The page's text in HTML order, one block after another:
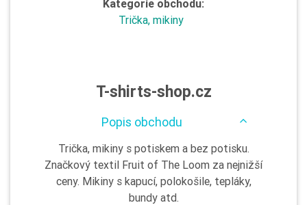
Kategorie obchodu:
Trička, mikiny
T-shirts-shop.cz
Popis obchodu
Trička, mikiny s potiskem a bez potisku.
Značkový textil Fruit of The Loom za nejnižší
ceny. Mikiny s kapucí, polokošile, tepláky,
bundy atd.